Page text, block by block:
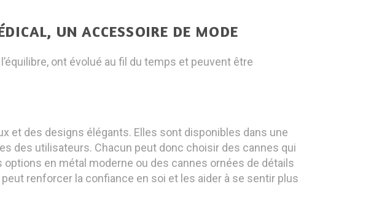
UN ACCESSOIRE DE MODE
ont évolué au fil du temps et peuvent être
et des designs élégants. Elles sont disponibles dans une
des utilisateurs. Chacun peut donc choisir des cannes qui
en métal moderne ou des cannes ornées de détails
renforcer la confiance en soi et les aider à se sentir plus